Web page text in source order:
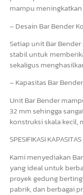
mampu
– Desain Bar Bender
Setiap unit Bar
stabil untuk
sekaligus
– Kapasitas Bar
Unit Bar Bender
32 mm sehingga
konstruksi skala kecil,
SPESIFIKASI
Kami menyediakan
yang ideal untuk
proyek gedung
pabrik, dan berbagai